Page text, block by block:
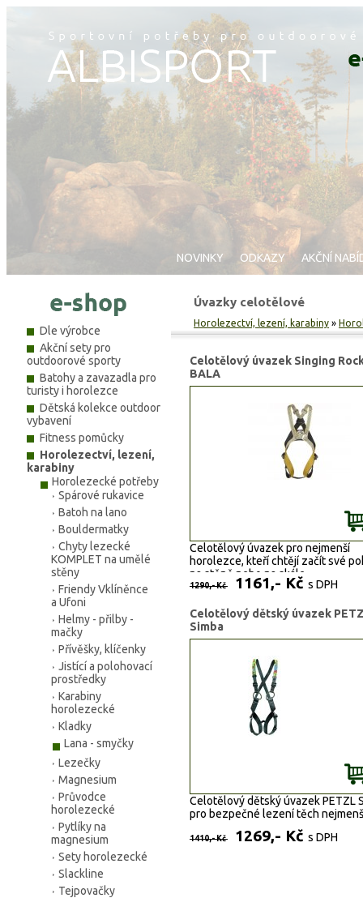
NOVINKY ODKAZY AKČNÍ
Dle výrobce
Akční sety pro
outdoorové sporty
Batohy a zavazadla pro
turisty i horolezce
Dětská kolekce outdoor
vybavení
Fitness pomůcky
Horolezectví, lezení,
karabiny
Horolezecké potřeby
Spárové rukavice
Batoh na lano
Bouldermatky
Chyty lezecké
KOMPLET na umělé
stěny
Friendy Vklíněnce
a Ufoni
Helmy - přilby -
mačky
Přívěšky, klíčenky
Jistící a polohovací
prostředky
Karabiny
horolezecké
Kladky
Lana - smyčky
Lezečky
Magnesium
Průvodce
horolezecké
Pytlíky na
magnesium
Sety horolezecké
Slackline
Tejpovačky
Úvazky celotělové
Horolezectví, lezení, karabiny »
Celotělový úvazek Singing
BALA
Celotělový úvazek pro nejmenší
horolezce, kteří chtějí začít své
na stěně nebo na skále
jedna univerzální velikost
pro děti s výškou 95-125
type B) vyroben z
kroužku pro maximální
bezpečnost při navazování
(vnitřní/vnější průměr 28
zadní navazovací bod pro
široký popruh na
plně nastavitelné nohavičky
ramenní popruhy
5 provlékacích spon pro
bezpečnost dítěte
1290,- Kč 1161,- Kč s DPH
Celotělový dětský úvazek
Simba
Celotělový dětský úvazek PETZL
pro bezpečné lezení těch
1410,- Kč 1269,- Kč s DPH